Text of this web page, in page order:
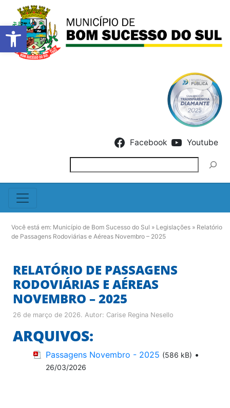
Barra de Ferramentas
Facebook Youtube
Você está em: Município de Bom Sucesso do Sul » Legislações » Relatório
de Passagens Rodoviárias e Aéreas Novembro – 2025
RELATÓRIO DE PASSAGENS
RODOVIÁRIAS E AÉREAS
NOVEMBRO – 2025
26 de março de 2026. Autor: Carise Regina Nesello
ARQUIVOS:
Passagens Novembro - 2025 (586 kB) •
26/03/2026